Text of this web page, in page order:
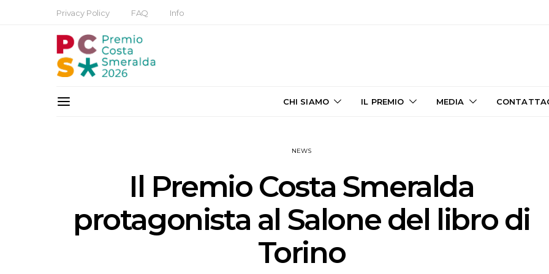
Privacy Policy FAQ Info
CHI SIAMO IL PREMIO MEDIA
NEWS
Il Premio Costa Smeralda
protagonista al Salone del libro di
Torino